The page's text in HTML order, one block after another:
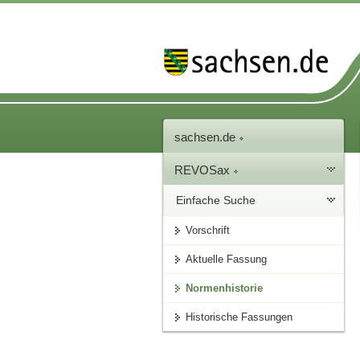
sachsen.de
REVOSax
Einfache Suche
Vorschrift
Aktuelle Fassung
Normenhistorie
Historische Fassungen